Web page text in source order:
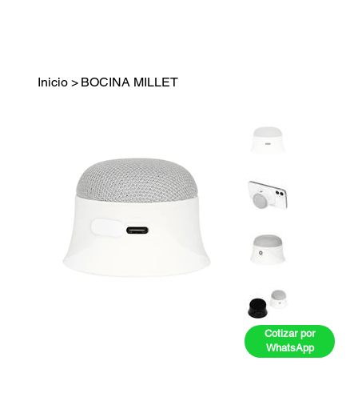
Inicio > BOCINA MILLET
Cotizar por
WhatsApp